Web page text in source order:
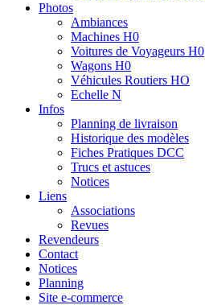
Photos
Ambiances
Machines H0
Voitures de Voyageurs H0
Wagons H0
Véhicules Routiers HO
Echelle N
Infos
Planning de livraison
Historique des modèles
Fiches Pratiques DCC
Trucs et astuces
Notices
Liens
Associations
Revues
Revendeurs
Contact
Notices
Planning
Site e-commerce